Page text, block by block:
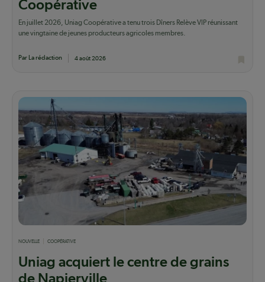
Coopérative
En juillet 2026, Uniag Coopérative a tenu trois Dîners Relève VIP réunissant
une vingtaine de jeunes producteurs agricoles membres.
Par La rédaction 4 août 2026
NOUVELLE COOPÉRATIVE
Uniag acquiert le centre de grains
de Napierville